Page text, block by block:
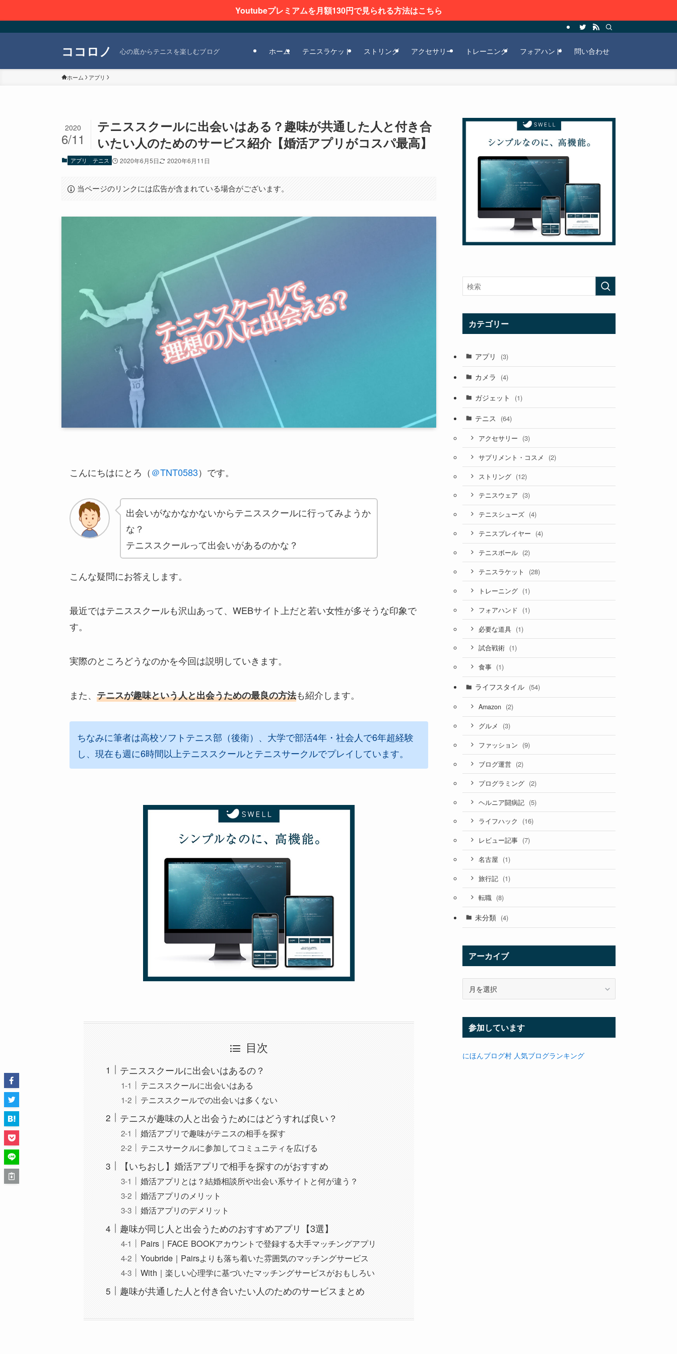
Youtubeプレミアムを月額130円で見られる方法はこちら
ココロノ 心の底からテニスを楽しむブログ ホーム テニスラケット ストリング アクセサリー トレーニング フォアハンド 問い合わせ
ホーム アプリ
テニススクールに出会いはある？趣味が共通した人と付き合
いたい人のためのサービス紹介【婚活アプリがコスパ最高】
2020
6/11
アプリ テニス 2020年6月5日 2020年6月11日
当ページのリンクには広告が含まれている場合がございます。
こんにちはにとろ（＠TNT0583）です。
出会いがなかなかないからテニススクールに行ってみようか
な？
テニススクールって出会いがあるのかな？
こんな疑問にお答えします。
最近ではテニススクールも沢山あって、WEBサイト上だと若い女性が多そうな印象で
す。
実際のところどうなのかを今回は説明していきます。
また、 テニスが趣味という人と出会うための最良の方法も紹介します。
ちなみに筆者は高校ソフトテニス部（後衛）、大学で部活4年・社会人で6年超経験
し、現在も週に6時間以上テニススクールとテニスサークルでプレイしています。
目次
テニススクールに出会いはあるの？
テニススクールに出会いはある
テニススクールでの出会いは多くない
テニスが趣味の人と出会うためにはどうすれば良い？
婚活アプリで趣味がテニスの相手を探す
テニスサークルに参加してコミュニティを広げる
【いちおし】婚活アプリで相手を探すのがおすすめ
婚活アプリとは？結婚相談所や出会い系サイトと何が違う？
婚活アプリのメリット
婚活アプリのデメリット
趣味が同じ人と出会うためのおすすめアプリ【3選】
Pairs｜FACE BOOKアカウントで登録する大手マッチングアプリ
Youbride｜Pairsよりも落ち着いた雰囲気のマッチングサービス
With｜楽しい心理学に基づいたマッチングサービスがおもしろい
趣味が共通した人と付き合いたい人のためのサービスまとめ
カテゴリー
アプリ (3)
カメラ (4)
ガジェット (1)
テニス (64)
アクセサリー (3)
サプリメント・コスメ (2)
ストリング (12)
テニスウェア (3)
テニスシューズ (4)
テニスプレイヤー (4)
テニスボール (2)
テニスラケット (28)
トレーニング (1)
フォアハンド (1)
必要な道具 (1)
試合戦術 (1)
食事 (1)
ライフスタイル (54)
Amazon (2)
グルメ (3)
ファッション (9)
ブログ運営 (2)
プログラミング (2)
ヘルニア闘病記 (5)
ライフハック (16)
レビュー記事 (7)
名古屋 (1)
旅行記 (1)
転職 (8)
未分類 (4)
アーカイブ
イ
ブ参加しています
にほんブログ村 人気ブログランキング